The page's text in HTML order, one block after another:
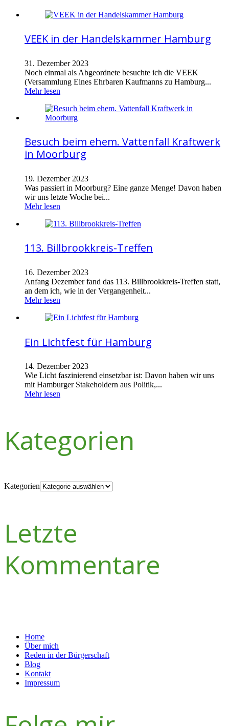
VEEK in der Handelskammer Hamburg
31. Dezember 2023
Noch einmal als Abgeordnete besuchte ich die VEEK
(Versammlung Eines Ehrbaren Kaufmanns zu Hamburg...
Mehr lesen
Besuch beim ehem. Vattenfall Kraftwerk
in Moorburg
19. Dezember 2023
Was passiert in Moorburg? Eine ganze Menge! Davon haben
wir uns letzte Woche bei...
Mehr lesen
113. Billbrookkreis-Treffen
16. Dezember 2023
Anfang Dezember fand das 113. Billbrookkreis-Treffen statt,
an dem ich, wie in der Vergangenheit...
Mehr lesen
Ein Lichtfest für Hamburg
14. Dezember 2023
Wie Licht faszinierend einsetzbar ist: Davon haben wir uns
mit Hamburger Stakeholdern aus Politik,...
Mehr lesen
Kategorien
Kategorien
Letzte
Kommentare
Home
Über mich
Reden in der Bürgerschaft
Blog
Kontakt
Impressum